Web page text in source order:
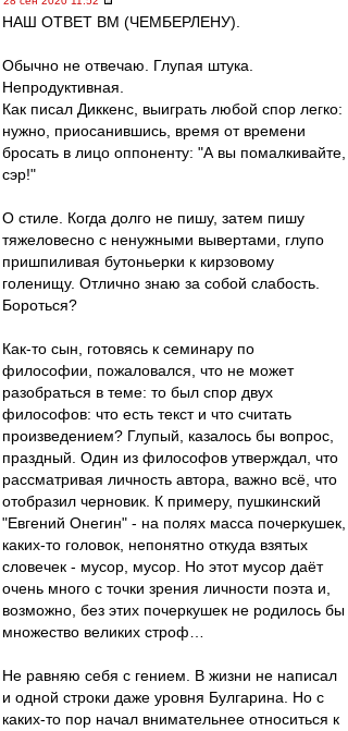
НАШ ОТВЕТ ВМ (ЧЕМБЕРЛЕНУ).
Обычно не отвечаю. Глупая штука.
Непродуктивная.
Как писал Диккенс, выиграть любой спор легко:
нужно, приосанившись, время от времени
бросать в лицо оппоненту: "А вы помалкивайте,
сэр!"
О стиле. Когда долго не пишу, затем пишу
тяжеловесно с ненужными вывертами, глупо
пришпиливая бутоньерки к кирзовому
голенищу. Отлично знаю за собой слабость.
Бороться?
Как-то сын, готовясь к семинару по
философии, пожаловался, что не может
разобраться в теме: то был спор двух
философов: что есть текст и что считать
произведением? Глупый, казалось бы вопрос,
праздный. Один из философов утверждал, что
рассматривая личность автора, важно всё, что
отобразил черновик. К примеру, пушкинский
"Евгений Онегин" - на полях масса почеркушек,
каких-то головок, непонятно откуда взятых
словечек - мусор, мусор. Но этот мусор даёт
очень много с точки зрения личности поэта и,
возможно, без этих почеркушек не родилось бы
множество великих строф…
Не равняю себя с гением. В жизни не написал
и одной строки даже уровня Булгарина. Но с
каких-то пор начал внимательнее относиться к